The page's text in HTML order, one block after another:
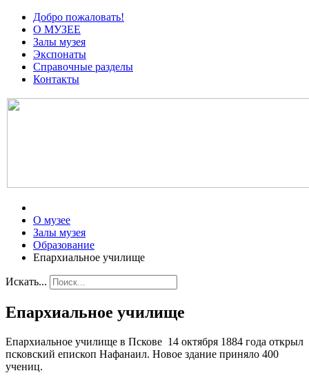
Добро пожаловать!
О МУЗЕЕ
Залы музея
Экспонаты
Справочные разделы
Контакты
О музее
Залы музея
Образование
Епархиальное училище
Искать...
Епархиальное училище
Епархиальное училище в Пскове 14 октября 1884 года открыл
псковский епископ Нафанаил. Новое здание приняло 400
учениц.